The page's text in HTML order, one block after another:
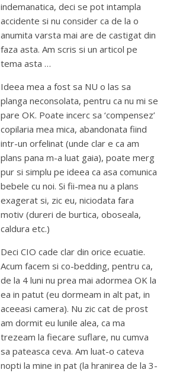
indemanatica, deci se pot intampla
accidente si nu consider ca de la o
anumita varsta mai are de castigat din
faza asta. Am scris si un articol pe
tema asta …
Ideea mea a fost sa NU o las sa
planga neconsolata, pentru ca nu mi se
pare OK. Poate incerc sa ‘compensez’
copilaria mea mica, abandonata fiind
intr-un orfelinat (unde clar e ca am
plans pana m-a luat gaia), poate merg
pur si simplu pe ideea ca asa comunica
bebele cu noi. Si fii-mea nu a plans
exagerat si, zic eu, niciodata fara
motiv (dureri de burtica, oboseala,
caldura etc.)
Deci CIO cade clar din orice ecuatie.
Acum facem si co-bedding, pentru ca,
de la 4 luni nu prea mai adormea OK la
ea in patut (eu dormeam in alt pat, in
aceeasi camera). Nu zic cat de prost
am dormit eu lunile alea, ca ma
trezeam la fiecare suflare, nu cumva
sa pateasca ceva. Am luat-o cateva
nopti la mine in pat (la hranirea de la 3-